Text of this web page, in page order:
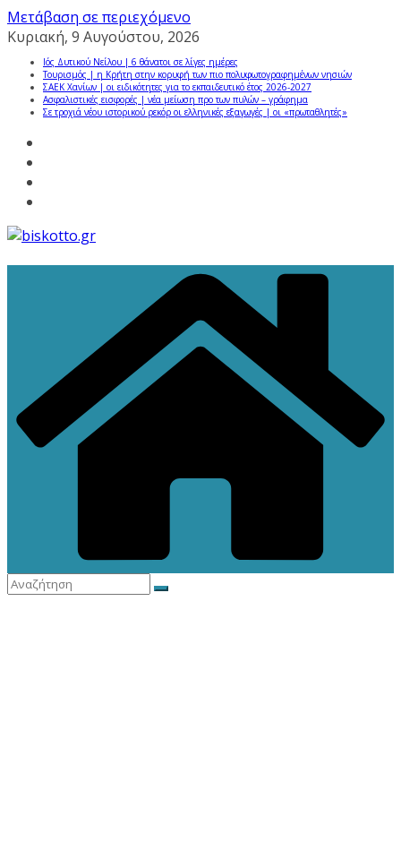
Μετάβαση σε περιεχόμενο
Κυριακή, 9 Αυγούστου, 2026
Ιός Δυτικού Νείλου | 6 θάνατοι σε λίγες ημέρες
Τουρισμός | η Κρήτη στην κορυφή των πιο πολυφωτογραφημένων νησιών
ΣΑΕΚ Χανίων | οι ειδικότητες για το εκπαιδευτικό έτος 2026-2027
Ασφαλιστικές εισφορές | νέα μείωση προ των πυλών – γράφημα
Σε τροχιά νέου ιστορικού ρεκόρ οι ελληνικές εξαγωγές | οι «πρωταθλητές»